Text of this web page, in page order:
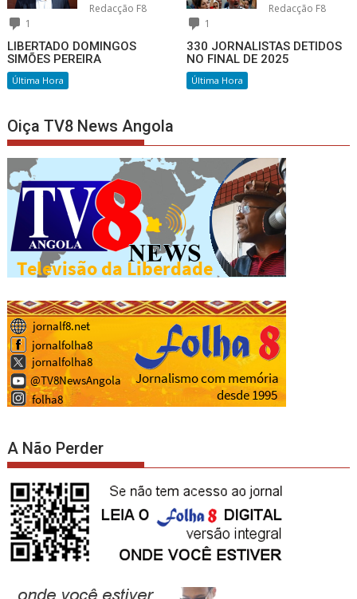
Redacção F8
1
LIBERTADO DOMINGOS
SIMÕES PEREIRA
Última Hora
Redacção F8
1
330 JORNALISTAS DETIDOS
NO FINAL DE 2025
Última Hora
Oiça TV8 News Angola
A Não Perder